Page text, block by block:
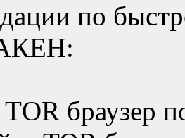
по
ТOR браузер